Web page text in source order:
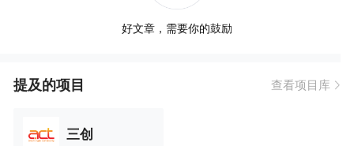
好文章，需要你的鼓励
提及的项目 查看项目库
三创